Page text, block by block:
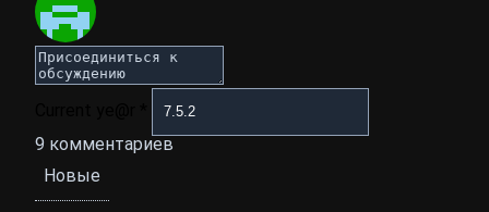
9 комментариев
Новые